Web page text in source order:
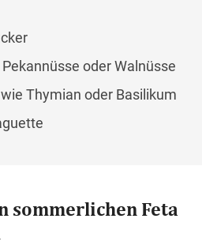
oder Walnüsse
Thymian oder Basilikum
sommerlichen Feta